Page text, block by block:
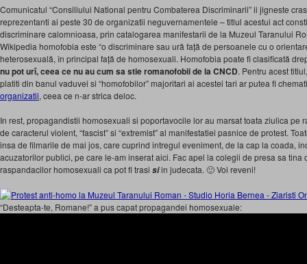
Comunicatul “Consiliului National pentru Combaterea Discriminarii” ii jigneste
reprezentanti ai peste 30 de organizatii neguvernamentele – titlul acestui act
discriminare calomnioasa, prin catalogarea manifestarii de la Muzeul Taranului
Wikipedia homofobia este “o discriminare sau ură față de persoanele cu o
heterosexuală, în principal față de homosexuali. Homofobia poate fi clasificată
nu pot urî, ceea ce nu au cum sa stie romanofobii de la CNCD. Pentru acest
platiti din banul vaduvei si “homofobilor” majoritari ai acestei tari ar putea fi
organizatii, ceea ce n-ar strica deloc.
In rest, propagandistii homosexuali si poportavocile lor au marsat toata ziulica pe
de caracterul violent, “fascist” si “extremist” al manifestatiei pasnice de protest.
insa de filmarile de mai jos, care cuprind intregul eveniment, de la cap la coada,
acuzatorilor publici, pe care le-am inserat aici. Fac apel la colegii de presa sa tina
raspandacilor homosexuali ca pot fi trasi siin judecata. 🙂 Voi reveni!
“Desteapta-te, Romane!” a pus capat propagandei homosexuale: